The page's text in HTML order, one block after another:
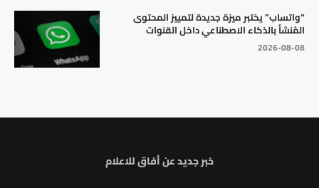
“واتساب” يختبر ميزة جديدة لتمييز المحتوى
المُنشأ بالذكاء الاصطناعي داخل القنوات
2026-08-08
خبر جديد عن أفاق للاعلام